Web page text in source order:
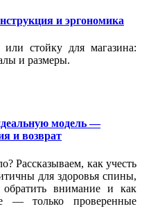
и эргономика
стойку для магазина:
и размеры.
модель —
и возврат
Рассказываем, как учесть
для здоровья спины,
внимание и как
— только проверенные